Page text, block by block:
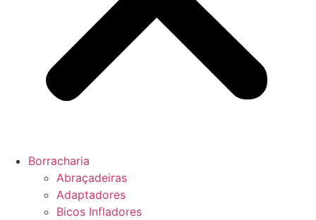
Borracharia
Abraçadeiras
Adaptadores
Bicos Infladores